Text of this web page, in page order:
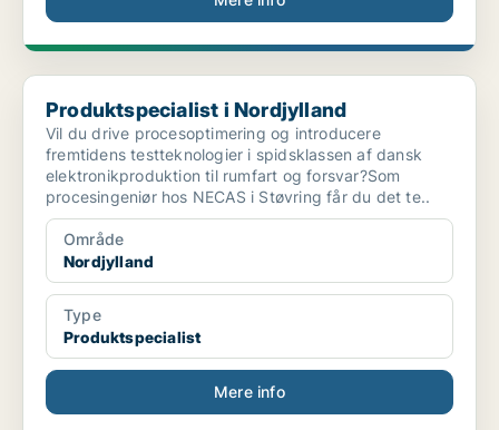
Produktspecialist i Nordjylland
Produktspecialist i Nordjylland
Vil du drive procesoptimering og introducere
fremtidens testteknologier i spidsklassen af dansk
elektronikproduktion til rumfart og forsvar?Som
procesingeniør hos NECAS i Støvring får du det te..
Område
Nordjylland
Type
Produktspecialist
Mere info